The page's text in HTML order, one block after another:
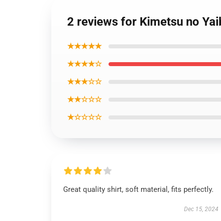
2 reviews for Kimetsu no
★★★★★
★★★★☆
★★★☆☆
★★☆☆☆
★☆☆☆☆
Great quality shirt, soft material, fits perfectly.
Dec 15, 2024